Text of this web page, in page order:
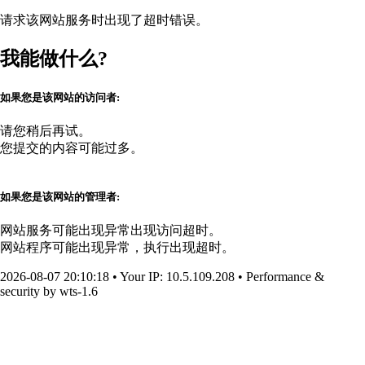
请求该网站服务时出现了超时错误。
我能做什么?
如果您是该网站的访问者:
请您稍后再试。
您提交的内容可能过多。
如果您是该网站的管理者:
网站服务可能出现异常出现访问超时。
网站程序可能出现异常，执行出现超时。
2026-08-07 20:10:18 • Your IP: 10.5.109.208 • Performance &
security by wts-1.6